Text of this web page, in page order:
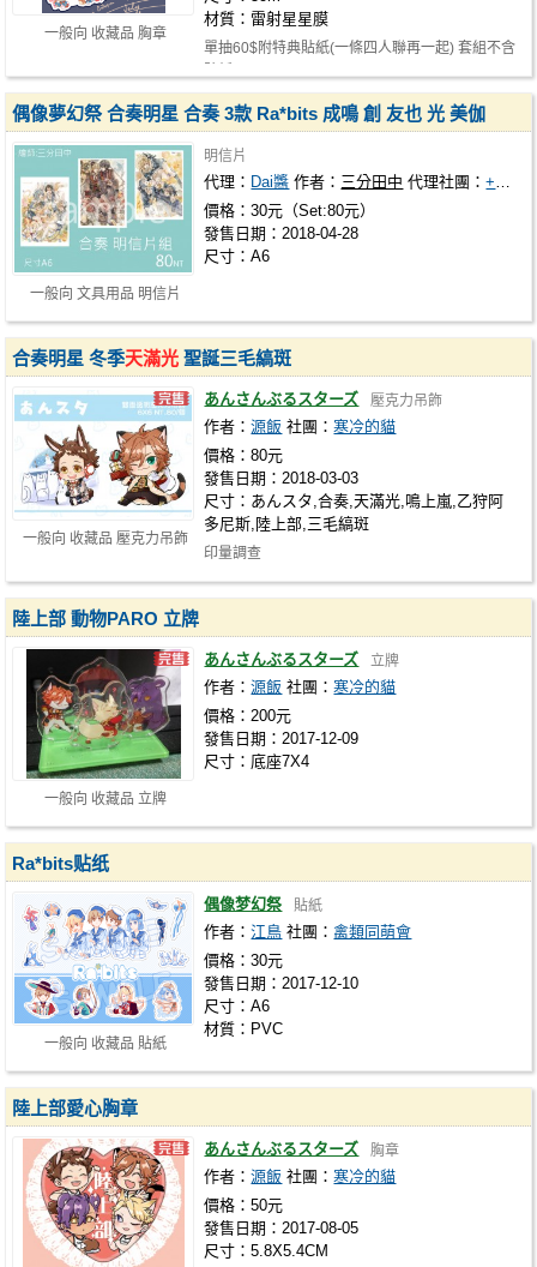
一般向 收藏品 胸章
材質：雷射星星膜
單抽60$附特典貼紙(一條四人聯再一起) 套組不含
一般向 文具用品 明信片
偶像夢幻祭 合奏明星 合奏 3款 Ra*bits 成鳴 創 友也 光 美伽
明信片
代理： Dai醬 作者： 三分田中 代理社團：+櫻花鳥+
價格：30元（Set:80元）
發售日期：2018-04-28
尺寸：A6
一般向 收藏品 壓克力吊飾
合奏明星 冬季天滿光 聖誕三毛縞斑
あんさんぶるスターズ 壓克力吊飾
作者：源飯 社團：寒冷的貓
價格：80元
發售日期：2018-03-03
尺寸：あんスタ,合奏,天滿光,鳴上嵐,乙狩阿
多尼斯,陸上部,三毛縞斑
印量調查
一般向 收藏品 立牌
陸上部 動物PARO 立牌
あんさんぶるスターズ 立牌
作者：源飯 社團：寒冷的貓
價格：200元
發售日期：2017-12-09
尺寸：底座7X4
一般向 收藏品 貼紙
Ra*bits贴纸
偶像梦幻祭 貼紙
作者：江鳥 社團： 禽類同萌會
價格：30元
發售日期：2017-12-10
尺寸：A6
材質：PVC
陸上部愛心胸章
あんさんぶるスターズ 胸章
作者：源飯 社團：寒冷的貓
價格：50元
發售日期：2017-08-05
尺寸：5.8X5.4CM